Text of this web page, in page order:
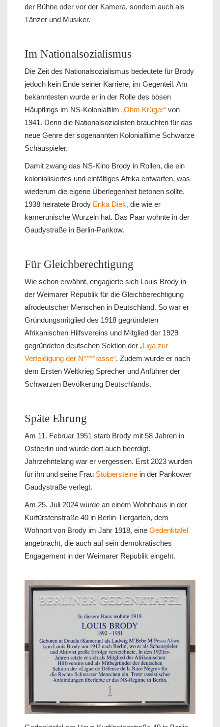
der Bühne oder vor der Kamera, sondern auch als
Tänzer und Musiker.
Im Nationalsozialismus
Die Zeit des Nationalsozialismus bedeutete für Brody
jedoch kein Ende seiner Karriere, im Gegenteil. Am
bekanntesten wurde er in der Rolle des bösen
Häuptlings im NS-Kolonialfilm „Ohm Krüger“ von
1941. Denn die Nationalsozialisten brauchten für das
neue Genre der sogenannten Kolonialfilme Schwarze
Schauspieler.
Damit zwang das NS-Kino Brody in Rollen, die ein
kolonialisiertes und einfältiges Afrika entwarfen, was
wiederum die eigene Überlegenheit betonen sollte.
1938 heiratete Brody Erika Diek, die wie er
kamerunische Wurzeln hat. Das Paar wohnte in der
Gaudystraße in Berlin-Pankow.
Für Gleichberechtigung
Wie schon erwähnt, engagierte sich Louis Brody in
der Weimarer Republik für die Gleichberechtigung
afrodeutscher Menschen in Deutschland. So war er
Gründungsmitglied des 1918 gegründeten
Afrikanischen Hilfsvereins und Mitglied der 1929
gegründeten deutschen Sektion der „Liga zur
Verteidigung der N****rasse“. Zudem wurde er nach
dem Ersten Weltkrieg Sprecher und Anführer der
Schwarzen Bevölkerung Deutschlands.
Späte Ehrung
Am 11. Februar 1951 starb Brody mit 58 Jahren in
Ostberlin und wurde dort auch beerdigt.
Jahrzehntelang war er vergessen. Erst 2023 wurden
für ihn und seine Frau Stolpersteine in der Pankower
Gaudystraße verlegt.
Am 25. Juli 2024 wurde an einem Wohnhaus in der
Kurfürstenstraße 40 in Berlin-Tiergarten, dem
Wohnort von Brody im Jahr 1918, eine Gedenktafel
angebracht, die auch auf sein demokratisches
Engagement in der Weimarer Republik eingeht.